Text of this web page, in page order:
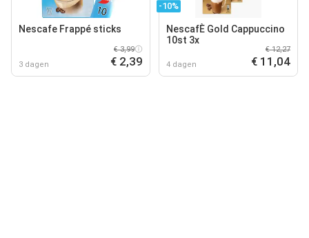
Nescafe Frappé sticks
3 dagen
€ 3,99
€ 2,39
-10%
NescafÈ Gold Cappuccino
10st 3x
4 dagen
€ 12,27
€ 11,04